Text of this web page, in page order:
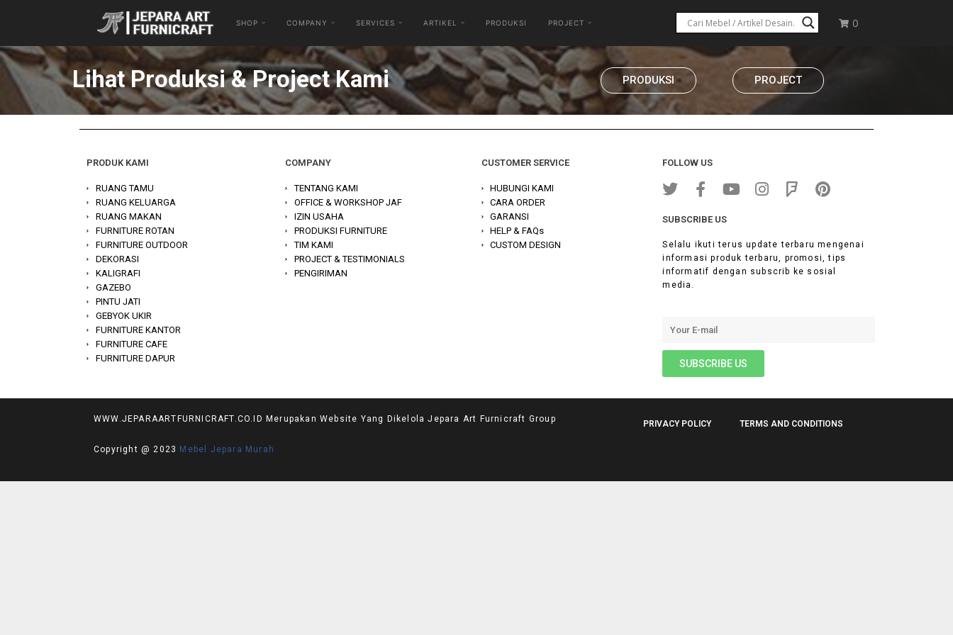
0
SHOP COMPANY SERVICES ARTIKEL PRODUKSI PROJECT
Lihat Produksi & Project Kami PRODUKSI PROJECT
PRODUK KAMI
RUANG TAMU
RUANG KELUARGA
RUANG MAKAN
FURNITURE ROTAN
FURNITURE OUTDOOR
DEKORASI
KALIGRAFI
GAZEBO
PINTU JATI
GEBYOK UKIR
FURNITURE KANTOR
FURNITURE CAFE
FURNITURE DAPUR
COMPANY
TENTANG KAMI
OFFICE & WORKSHOP JAF
IZIN USAHA
PRODUKSI FURNITURE
TIM KAMI
PROJECT & TESTIMONIALS
PENGIRIMAN
CUSTOMER SERVICE
HUBUNGI KAMI
CARA ORDER
GARANSI
HELP & FAQs
CUSTOM DESIGN
FOLLOW US
SUBSCRIBE US
Selalu ikuti terus update terbaru mengenai
informasi produk terbaru, promosi, tips
informatif dengan subscrib ke sosial
media.
WWW.JEPARAARTFURNICRAFT.CO.ID Merupakan Website Yang Dikelola Jepara Art Furnicraft Group
Copyright @ 2023 Mebel Jepara Murah
PRIVACY POLICY TERMS AND CONDITIONS